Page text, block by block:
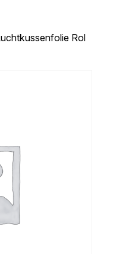
Rol